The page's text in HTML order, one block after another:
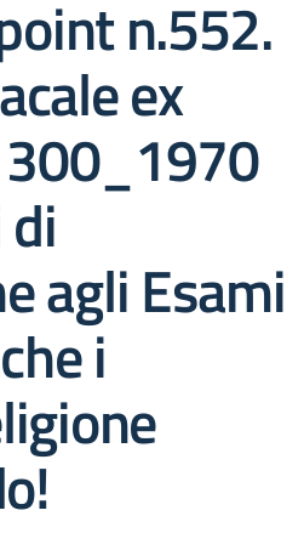
n.552.
ex
agli Esami
i